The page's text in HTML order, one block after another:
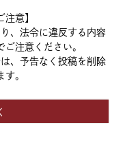
注意】
、法令に違反する内容
注意ください。
、予告なく投稿を削除
。